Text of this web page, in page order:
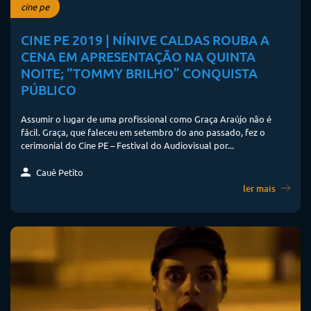
cine pe
CINE PE 2019 | NÍNIVE CALDAS ROUBA A
CENA EM APRESENTAÇÃO NA QUINTA
NOITE; “TOMMY BRILHO” CONQUISTA
PÚBLICO
Assumir o lugar de uma profissional como Graça Araújo não é
fácil. Graça, que faleceu em setembro do ano passado, fez o
cerimonial do Cine PE – Festival do Audiovisual por...
Cauê Petito
ler mais